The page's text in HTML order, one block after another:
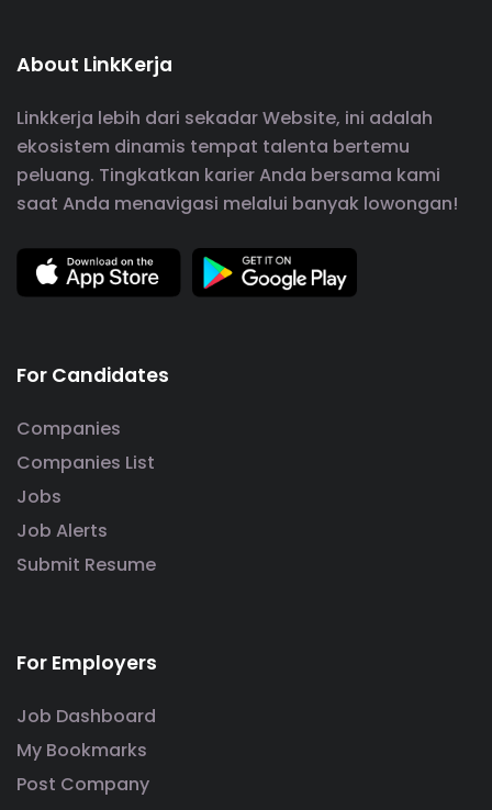
About LinkKerja
Linkkerja lebih dari sekadar Website, ini adalah
ekosistem dinamis tempat talenta bertemu
peluang. Tingkatkan karier Anda bersama kami
saat Anda menavigasi melalui banyak lowongan!
For Candidates
Companies
Companies List
Jobs
Job Alerts
Submit Resume
For Employers
Job Dashboard
My Bookmarks
Post Company